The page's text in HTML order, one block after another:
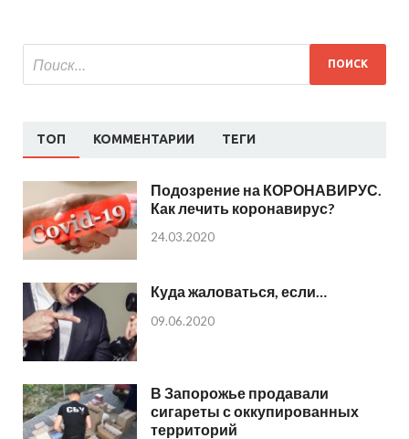
ТОП КОММЕНТАРИИ ТЕГИ
Подозрение на КОРОНАВИРУС.
Как лечить коронавирус?
24.03.2020
Куда жаловаться, если…
09.06.2020
В Запорожье продавали
сигареты с оккупированных
территорий